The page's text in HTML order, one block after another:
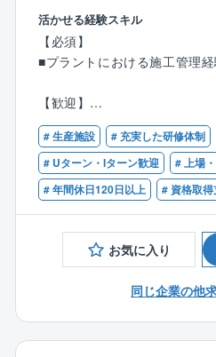
休暇制度も充実。全社で残業
社を目指しています。ご家族
れ、プライベートとの両立が
◆「業界トップを目指す」と
■業務内容
プラントにおける日常的な補
修繕工事、改良工事、新設工
通りに終了するように施工管
現場・工程管理が中心で、エ
ナンスの割合は1：4程度とメ
数です。
・エンジニアリング
⇒定期的な大規模修繕工事、
ど。
多様な改造・建設プロジェ
・メンテナンス
活かせる経験スキル
【必須】
■プラントにおける施工管理
【歓迎】
■石油・石油化学業界での就
■下記などの資格保有者
・1級管工事施工管理技士
・1級土木施工管理技士
・1級電気施工管理技士
・溶接施工管理技術者（1級/
・保全技能士（機械）等
# 生産施設 # 充実した研修体制
# Uターン・Iターン歓迎
# 上場
# 年間休日120日以上
# 資格取
お気に入り
同じ企業の他